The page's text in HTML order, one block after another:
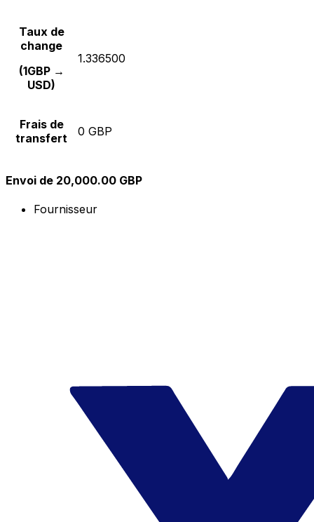
Taux de
change
(1GBP →
USD)
1.336500
Frais de
transfert
0 GBP
Envoi de 20,000.00 GBP
Fournisseur